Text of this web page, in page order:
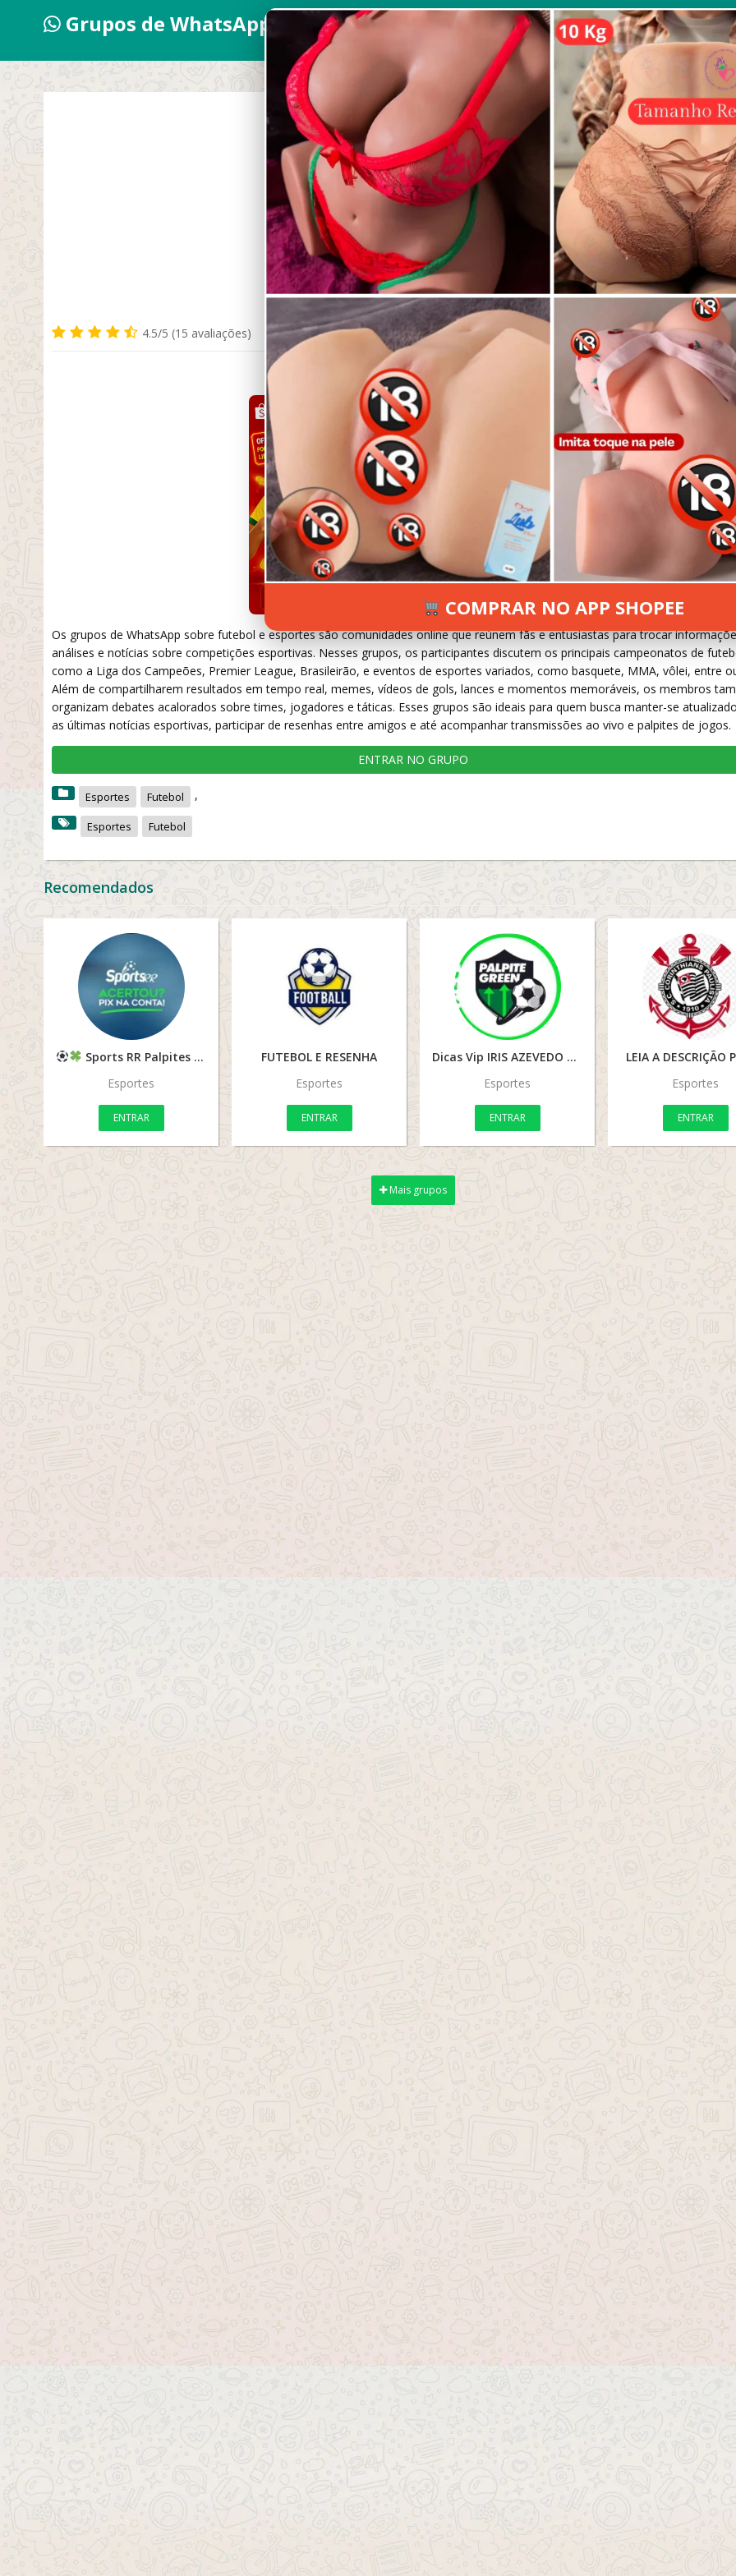
Grupos de WhatsApp 2026
DICAS VIP DE FUTEBOL DAI 01
4.5/5 (15 avaliações)
SETEMBRO 19, 2024 130 VIEWS
Os grupos de WhatsApp sobre futebol e esportes são comunidades online que reúnem fãs e entusiastas para trocar
análises e notícias sobre competições esportivas. Nesses grupos, os participantes discutem os principais campeonatos de
como a Liga dos Campeões, Premier League, Brasileirão, e eventos de esportes variados, como basquete, MMA, vôlei, entre
Além de compartilharem resultados em tempo real, memes, vídeos de gols, lances e momentos memoráveis, os membros
organizam debates acalorados sobre times, jogadores e táticas. Esses grupos são ideais para quem busca manter-se
as últimas notícias esportivas, participar de resenhas entre amigos e até acompanhar transmissões ao vivo e palpites de jogos.
ENTRAR NO GRUPO
Esportes ,
Futebol
Esportes
Futebol
Recomendados
Sports RR Palpites vip Marcos
Esportes
ENTRAR
FUTEBOL E RESENHA
Esportes
ENTRAR
Dicas Vip IRIS AZEVEDO
Esportes
ENTRAR
LEIA A DESCRIÇÃO
Esportes
ENTRAR
Mais grupos
COMPRAR NO APP SHOPEE